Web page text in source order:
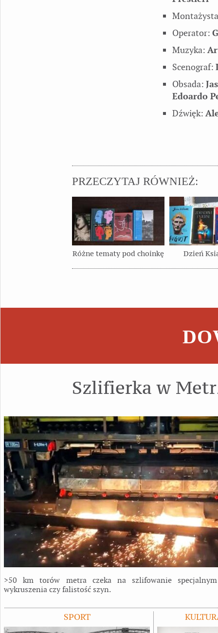
Operator:
Muzyka:
Scenograf:
Obsada:
Edoardo
Dźwięk:
PRZECZYTAJ RÓWNIEŻ:
Różne tematy pod choinkę Dzień
Szlifierka w
>50 km torów metra czeka na szlifowanie
wykruszenia czy falistość szyn.
SPORT